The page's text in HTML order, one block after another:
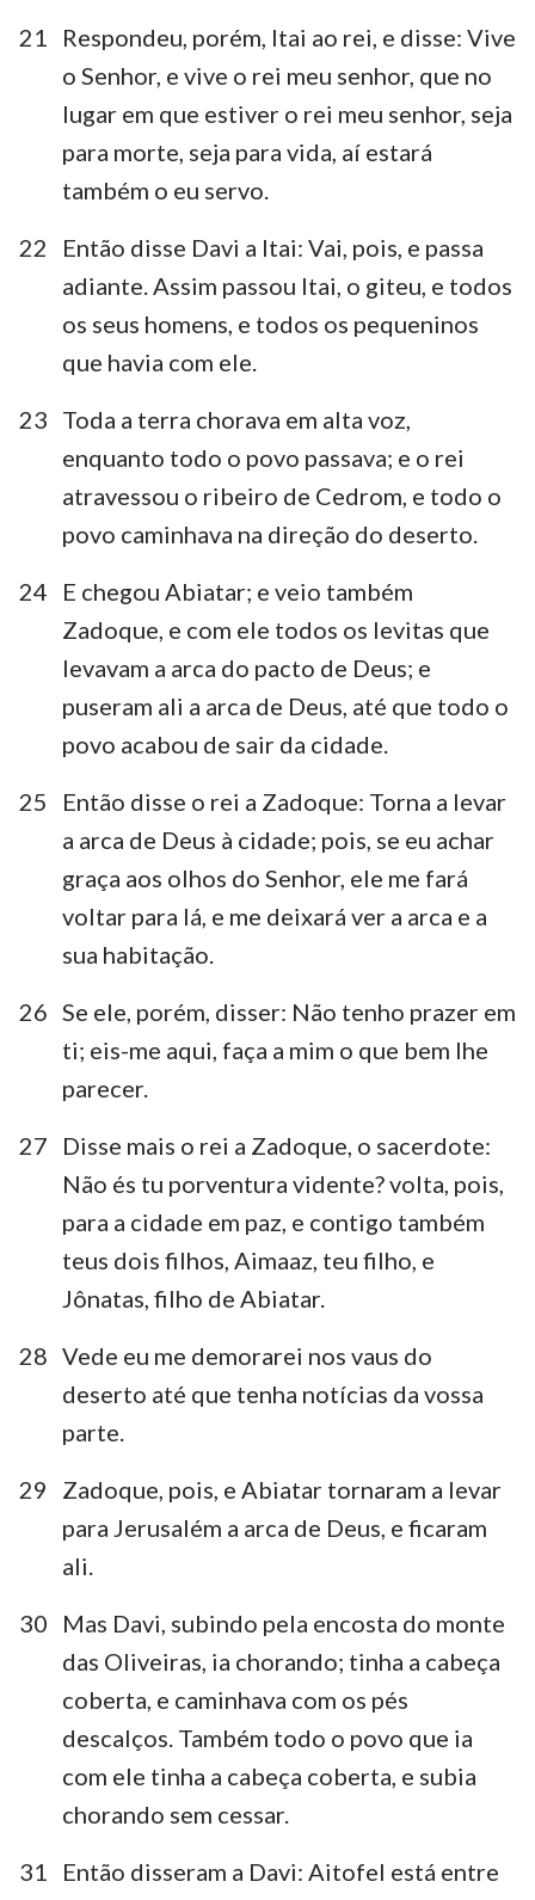
6
16
22
21
Respondeu, porém, Itai ao rei, e disse: Vive
o Senhor, e vive o rei meu senhor, que no
lugar em que estiver o rei meu senhor, seja
para morte, seja para vida, aí estará
também o eu servo.
22
Então disse Davi a Itai: Vai, pois, e passa
adiante. Assim passou Itai, o giteu, e todos
os seus homens, e todos os pequeninos
que havia com ele.
23 Toda a terra chorava em alta voz,
enquanto todo o povo passava; e o rei
atravessou o ribeiro de Cedrom, e todo o
povo caminhava na direção do deserto.
24
E chegou Abiatar; e veio também
Zadoque, e com ele todos os levitas que
levavam a arca do pacto de Deus; e
puseram ali a arca de Deus, até que todo o
povo acabou de sair da cidade.
25
Então disse o rei a Zadoque: Torna a levar
a arca de Deus à cidade; pois, se eu achar
graça aos olhos do Senhor, ele me fará
voltar para lá, e me deixará ver a arca e a
sua habitação.
26 Se ele, porém, disser: Não tenho prazer em
ti; eis-me aqui, faça a mim o que bem lhe
parecer.
27
Disse mais o rei a Zadoque, o sacerdote:
Não és tu porventura vidente? volta, pois,
para a cidade em paz, e contigo também
teus dois filhos, Aimaaz, teu filho, e
Jônatas, filho de Abiatar.
28 Vede eu me demorarei nos vaus do
deserto até que tenha notícias da vossa
parte.
29
Zadoque, pois, e Abiatar tornaram a levar
para Jerusalém a arca de Deus, e ficaram
ali.
30
Mas Davi, subindo pela encosta do monte
das Oliveiras, ia chorando; tinha a cabeça
coberta, e caminhava com os pés
descalços. Também todo o povo que ia
com ele tinha a cabeça coberta, e subia
chorando sem cessar.
31
Então disseram a Davi: Aitofel está entre